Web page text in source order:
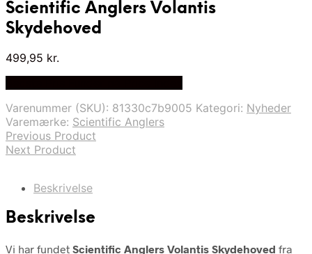
Scientific Anglers Volantis
Skydehoved
499,95 kr.
Varenummer (SKU): 81330c7b9005 Kategori: Nyheder
Varemærke: Scientific Anglers
Previous Product
Next Product
Beskrivelse
Beskrivelse
Vi har fundet Scientific Anglers Volantis Skydehoved fra